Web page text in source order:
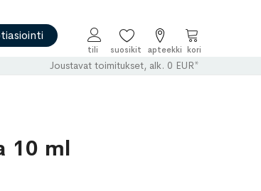
Ostoskori
Joustavat toimitukset, alk. 0 EUR*
10 ml